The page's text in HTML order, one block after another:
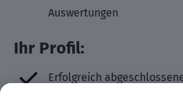
Auswertungen
Ihr Profil:
Erfolgreich